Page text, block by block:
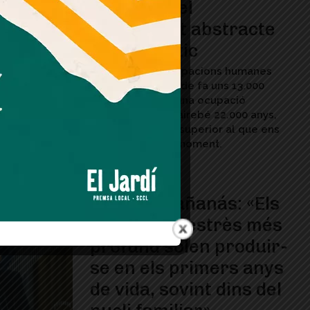
Altamira i el
pensament abstracte
del paleolític
Les darreres ocupacions humanes
d’Altamira daten de fa uns 13.000
anys, després d’una ocupació
continuada de gairebé 22.000 anys,
un període molt superior al que ens
separa d’aquell moment.
Lourdes Fañanás: «Els
traumes i l’estrès més
profund solen produir-
se en els primers anys
de vida, sovint dins del